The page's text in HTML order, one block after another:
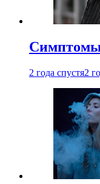
2 года спустя2